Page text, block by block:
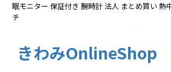
眠モニター 保証付き 腕時計 法人 まとめ買い 熱
チ
きわみOnlineShop